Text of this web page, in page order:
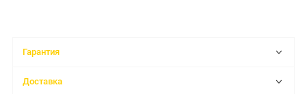
Гарантия
Доставка